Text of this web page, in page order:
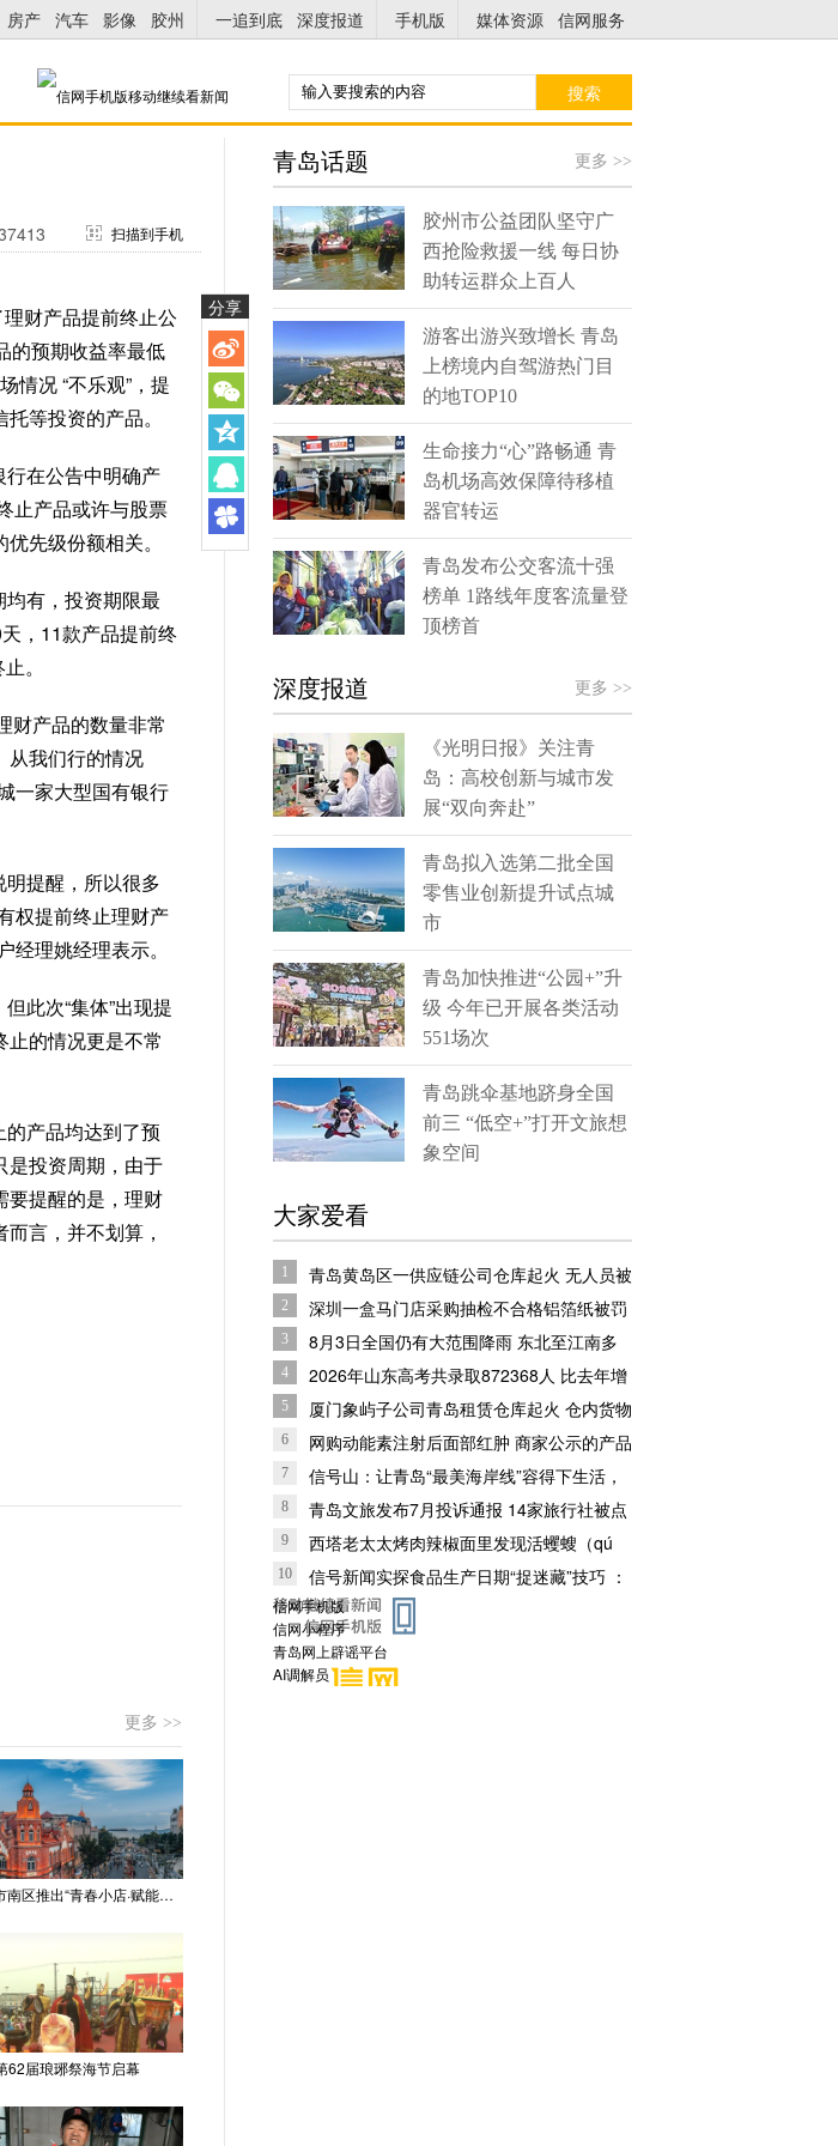
房产 汽车 影像 胶州 一追到底 深度报道 手机版 信网服务
媒体资源
搜索
扫描到手机
财产品提前终止公
的预期收益率最低
情况 “不乐观”，提
等投资的产品。
在公告中明确产
止产品或许与股票
先级份额相关。
有，投资期限最
，11款产品提前终
。
财产品的数量非常
从我们行的情况
一家大型国有银行
提醒，所以很多
权提前终止理财产
理姚经理表示。
此次“集体”出现提
的情况更是不常
产品均达到了预
是投资周期，由于
要提醒的是，理财
言，并不划算，
更多 >>
青岛市市南区推出“青春小店·赋能计划” 聚满青岛温情
62届琅琊祭海节启幕
分享
青岛话题 更多 >>
胶州市公益团队坚守广
西抢险救援一线 每日协
助转运群众上百人
游客出游兴致增长 青岛
上榜境内自驾游热门目
的地TOP10
生命接力“心”路畅通 青
岛机场高效保障待移植
器官转运
青岛发布公交客流十强
榜单 1路线年度客流量登
顶榜首
深度报道 更多 >>
《光明日报》关注青
岛：高校创新与城市发
展“双向奔赴”
青岛拟入选第二批全国
零售业创新提升试点城
市
青岛加快推进“公园+”升
级 今年已开展各类活动
551场次
青岛跳伞基地跻身全国
前三 “低空+”打开文旅想
象空间
大家爱看
1
青岛黄岛区一供应链公司仓库起火 无人员被
困和伤亡
2
深圳一盒马门店采购抽检不合格铝箔纸被罚
企业罚款500元相关责任人罚款50元
3
8月3日全国仍有大范围降雨 东北至江南多
地高温闷热持续
4
2026年山东高考共录取872368人 比去年增
加2.7万余人
5
厦门象屿子公司青岛租赁仓库起火 仓内货物
足额投保，理赔工作推进中
6
网购动能素注射后面部红肿 商家公示的产品
备案编号张冠李戴且已注销
7
信号山：让青岛“最美海岸线”容得下生活，
也留得住风景
8
青岛文旅发布7月投诉通报 14家旅行社被点
名曝光
9
西塔老太太烤肉辣椒面里发现活蠼螋（qú
sōu） 店方赔了一千元又请顾客再吃一顿
10
信号新闻实探食品生产日期“捉迷藏”技巧 ：
白包装上印白色字体、透明瓶身刻透明字、
混杂编码让人看不懂
信网手机版
信网小程序
青岛网上辟谣平台
AI调解员